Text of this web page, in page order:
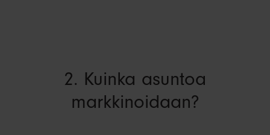
2. Kuinka asuntoa
markkinoidaan?